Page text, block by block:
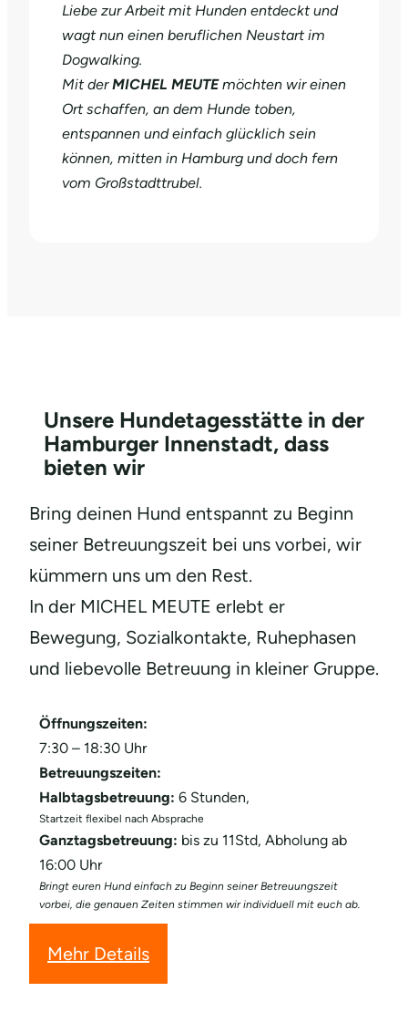
Liebe zur Arbeit mit Hunden entdeckt und
wagt nun einen beruflichen Neustart im
Dogwalking.
Mit derMICHEL MEUTEmöchten wir einen
Ort schaffen, an dem Hunde toben,
entspannen und einfach glücklich sein
können, mitten in Hamburg und doch fern
vom Großstadttrubel.
Unsere Hundetagesstätte in der
Hamburger Innenstadt, dass
bieten wir
Bring deinen Hund entspannt zu Beginn
seiner Betreuungszeit bei uns vorbei, wir
kümmern uns um den Rest.
In der MICHEL MEUTE erlebt er
Bewegung, Sozialkontakte, Ruhephasen
und liebevolle Betreuung in kleiner Gruppe.
Öffnungszeiten:
7:30 – 18:30 Uhr
Betreuungszeiten:
Halbtagsbetreuung: 6 Stunden,
Startzeit flexibel nach Absprache
Ganztagsbetreuung: bis zu 11Std, Abholung ab
16:00 Uhr
Bringt euren Hund einfach zu Beginn seiner Betreuungszeit
vorbei, die genauen Zeiten stimmen wir individuell mit euch ab.
Mehr Details